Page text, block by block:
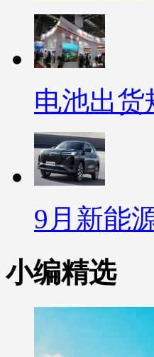
电池出货
9月新能
小编精选